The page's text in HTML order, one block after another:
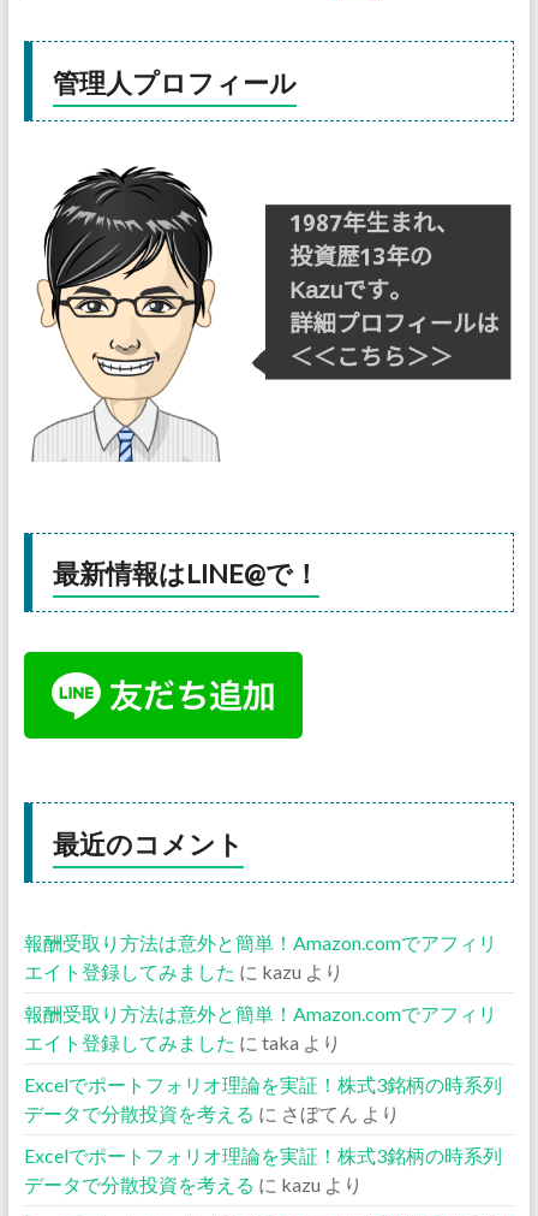
管理人プロフィール
最新情報はLINE@で！
最近のコメント
報酬受取り方法は意外と簡単！Amazon.comでアフィリ
エイト登録してみました に kazu より
報酬受取り方法は意外と簡単！Amazon.comでアフィリ
エイト登録してみました に taka より
Excelでポートフォリオ理論を実証！株式3銘柄の時系列
データで分散投資を考える に さぼてん より
Excelでポートフォリオ理論を実証！株式3銘柄の時系列
データで分散投資を考える に kazu より